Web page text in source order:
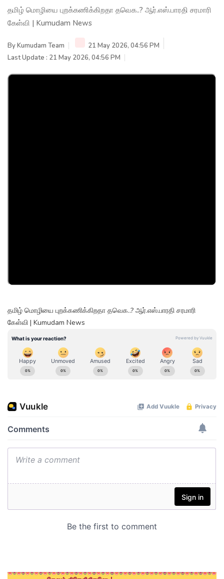
தமிழ் மொழியை புறக்கணிக்கிறதா தவெக..? ஆர்.எஸ்.பாரதி சரமாரி
கேள்வி | Kumudam News
ByKumudam Team
21 May 2026, 04:56 PM
Last Update : 21 May 2026, 04:56 PM
தமிழ் மொழியை புறக்கணிக்கிறதா தவெக..? ஆர்.எஸ்.பாரதி சரமாரி
கேள்வி | Kumudam News